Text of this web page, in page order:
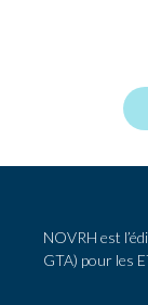
NOVRH est
GTA) pour les